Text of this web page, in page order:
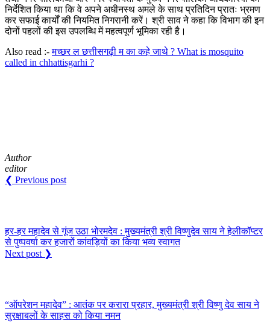
निर्देशित किया था कि वे अपने अधीनस्थ अमले के साथ प्रतिदिन प्रातः भ्रमण
कर सफाई कार्यों की नियमित निगरानी करें। श्री साव ने कहा कि विभाग की इन
दोनों पहलों की इस उपलब्धि में महत्वपूर्ण भूमिका रही है।
Also read :-मच्छर ल छत्तीसगढ़ी म का कहे जाथे ? What is mosquito
called in chhattisgarhi ?
Author
editor
❮ Previous post
हर-हर महादेव से गूंज उठा भोरमदेव : मुख्यमंत्री श्री विष्णुदेव साय ने हेलीकॉप्टर
से पुष्पवर्षा कर हजारों कांवड़ियों का किया भव्य स्वागत
Next post ❯
“ऑपरेशन महादेव” : आतंक पर करारा प्रहार, मुख्यमंत्री श्री विष्णु देव साय ने
सुरक्षाबलों के साहस को किया नमन